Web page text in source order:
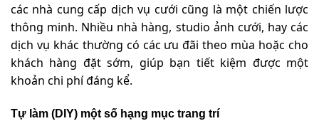
các nhà cung cấp dịch vụ cưới cũng là một chiến lược
thông minh. Nhiều nhà hàng, studio ảnh cưới, hay các
dịch vụ khác thường có các ưu đãi theo mùa hoặc cho
khách hàng đặt sớm, giúp bạn tiết kiệm được một
khoản chi phí đáng kể.
Tự làm (DIY) một số hạng mục trang trí